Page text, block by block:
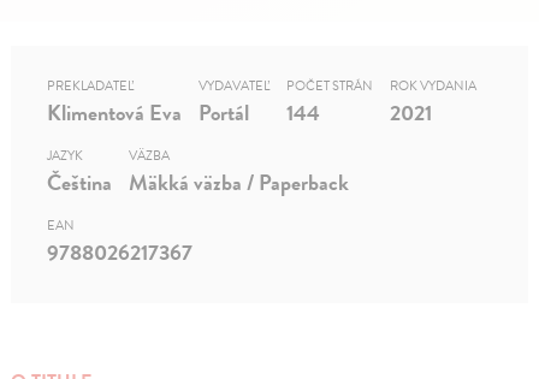
PREKLADATEĽ
Klimentová Eva
VYDAVATEĽ
Portál
POČET STRÁN
144
ROK VYDANIA
2021
JAZYK
Čeština
VÄZBA
Mäkká väzba / Paperback
EAN
9788026217367